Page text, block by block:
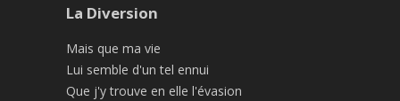
La Diversion
Mais que ma vie
Lui semble d'un tel ennui
Que j'y trouve en elle l'évasion